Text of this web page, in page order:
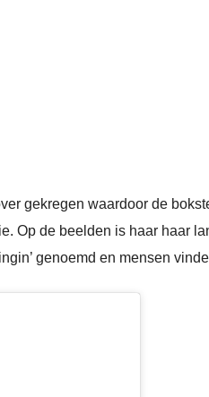
gekregen waardoor de
Op de beelden is haar haar
genoemd en mensen